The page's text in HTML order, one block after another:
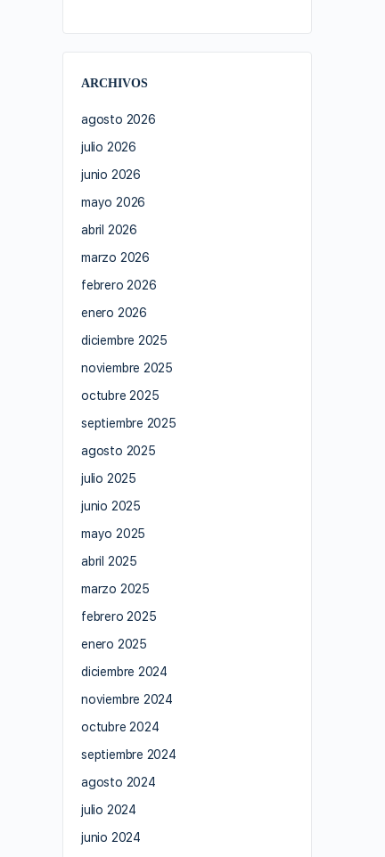
ARCHIVOS
agosto 2026
julio 2026
junio 2026
mayo 2026
abril 2026
marzo 2026
febrero 2026
enero 2026
diciembre 2025
noviembre 2025
octubre 2025
septiembre 2025
agosto 2025
julio 2025
junio 2025
mayo 2025
abril 2025
marzo 2025
febrero 2025
enero 2025
diciembre 2024
noviembre 2024
octubre 2024
septiembre 2024
agosto 2024
julio 2024
junio 2024